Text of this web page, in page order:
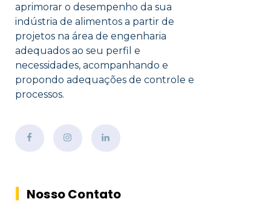
aprimorar o desempenho da sua
indústria de alimentos a partir de
projetos na área de engenharia
adequados ao seu perfil e
necessidades, acompanhando e
propondo adequações de controle e
processos.
Nosso Contato